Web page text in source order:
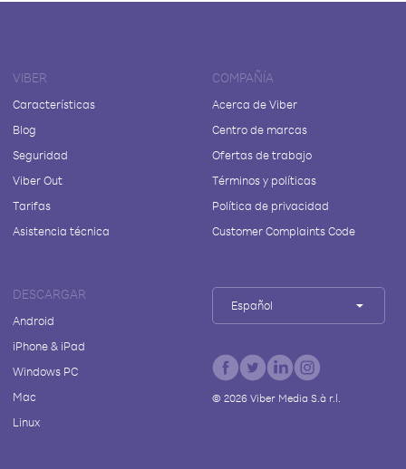
VIBER
Características
Blog
Seguridad
Viber Out
Tarifas
Asistencia técnica
COMPAÑÍA
Acerca de Viber
Centro de marcas
Ofertas de trabajo
Términos y políticas
Política de privacidad
Customer Complaints Code
DESCARGAR
Android
iPhone & iPad
Windows PC
Mac
Linux
Español
© 2026Viber Media S.à r.l.